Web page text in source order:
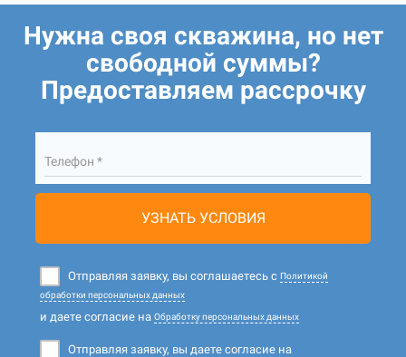
Нужна своя скважина, но нет
свободной суммы?
Предоставляем рассрочку
Телефон *
УЗНАТЬ УСЛОВИЯ
Отправляя заявку, вы соглашаетесь с Политикой
обработки персональных данных
и даете согласие на Обработку персональных данных
Отправляя заявку, вы даете согласие на